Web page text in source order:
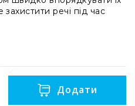
речі під час
Додати